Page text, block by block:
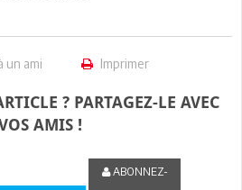
un ami Imprimer
? PARTAGEZ-LE AVEC
AMIS !
ABONNEZ-